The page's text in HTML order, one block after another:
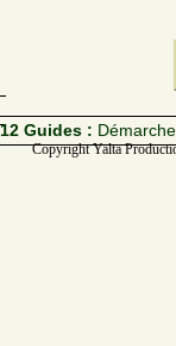
12 Guides :
Copyright Yalta